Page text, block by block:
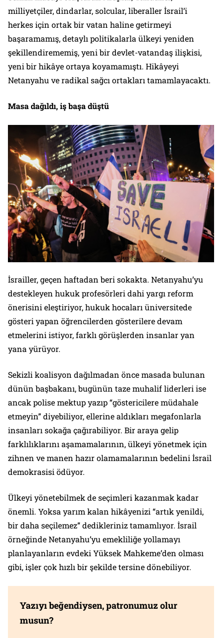
milliyetçiler, dindarlar, solcular, liberaller İsrail’i
herkes için ortak bir vatan haline getirmeyi
başaramamış, detaylı politikalarla ülkeyi yeniden
şekillendirememiş, yeni bir devlet-vatandaş ilişkisi,
yeni bir hikâye ortaya koyamamıştı. Hikâyeyi
Netanyahu ve radikal sağcı ortakları tamamlayacaktı.
Masa dağıldı, iş başa düştü
İsrailler, geçen haftadan beri sokakta. Netanyahu’yu
destekleyen hukuk profesörleri dahi yargı reform
önerisini eleştiriyor, hukuk hocaları üniversitede
gösteri yapan öğrencilerden gösterilere devam
etmelerini istiyor, farklı görüşlerden insanlar yan
yana yürüyor.
Sekizli koalisyon dağılmadan önce masada bulunan
dünün başbakanı, bugünün taze muhalif liderleri ise
ancak polise mektup yazıp “göstericilere müdahale
etmeyin” diyebiliyor, ellerine aldıkları megafonlarla
insanları sokağa çağırabiliyor. Bir araya gelip
farklılıklarını aşamamalarının, ülkeyi yönetmek için
zihnen ve manen hazır olamamalarının bedelini İsrail
demokrasisi ödüyor.
Ülkeyi yönetebilmek de seçimleri kazanmak kadar
önemli. Yoksa yarım kalan hikâyenizi “artık yenildi,
bir daha seçilemez” dedikleriniz tamamlıyor. İsrail
örneğinde Netanyahu’yu emekliliğe yollamayı
planlayanların evdeki Yüksek Mahkeme’den olması
gibi, işler çok hızlı bir şekilde tersine dönebiliyor.
Yazıyı beğendiysen, patronumuz olur
musun?